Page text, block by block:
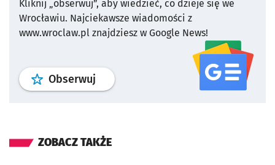
Kliknij „obserwuj”, aby wiedzieć, co dzieje się we
Wrocławiu. Najciekawsze wiadomości z
www.wroclaw.pl znajdziesz w Google News!
Obserwuj profil serwisu
ZOBACZ TAKŻE